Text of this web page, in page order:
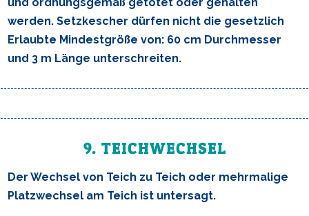
werden. Setzkescher dürfen nicht die gesetzlich
Erlaubte Mindestgröße von: 60 cm Durchmesser
und 3 m Länge unterschreiten.
9. TEICHWECHSEL
Der Wechsel von Teich zu Teich oder mehrmalige
Platzwechsel am Teich ist untersagt.